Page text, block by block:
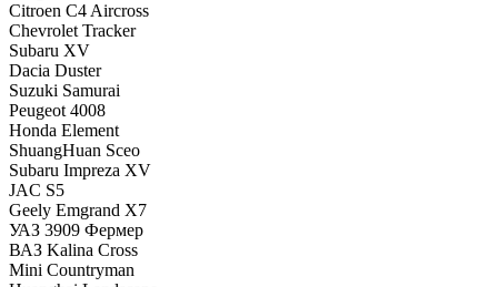
Citroen C4 Aircross
Chevrolet Tracker
Subaru XV
Dacia Duster
Suzuki Samurai
Peugeot 4008
Honda Element
ShuangHuan Sceo
Subaru Impreza XV
JAC S5
Geely Emgrand X7
УАЗ 3909 Фермер
ВАЗ Kalina Cross
Mini Countryman